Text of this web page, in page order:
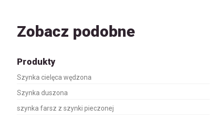
Zobacz podobne
Produkty
Szynka cielęca wędzona
Szynka duszona
szynka farsz z szynki pieczonej